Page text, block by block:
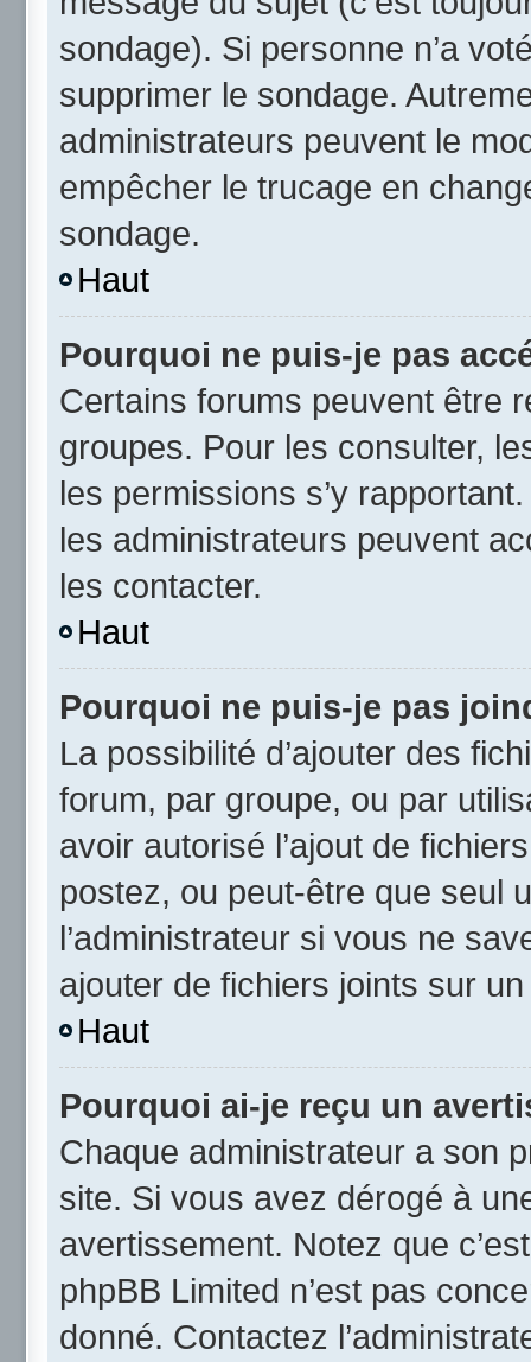
sondage). Si personne n’a
supprimer le sondage.
administrateurs peuvent le
empêcher le trucage en
sondage.
Haut
Pourquoi ne puis-je pas
Certains forums peuvent être
groupes. Pour les consulter,
les permissions s’y
les administrateurs peuvent
les contacter.
Haut
Pourquoi ne puis-je pas
La possibilité d’ajouter des
forum, par groupe, ou par
avoir autorisé l’ajout de
postez, ou peut-être que seul
l’administrateur si vous ne
ajouter de fichiers joints sur
Haut
Pourquoi ai-je reçu un
Chaque administrateur a son
site. Si vous avez dérogé à
avertissement. Notez que
phpBB Limited n’est pas
donné. Contactez